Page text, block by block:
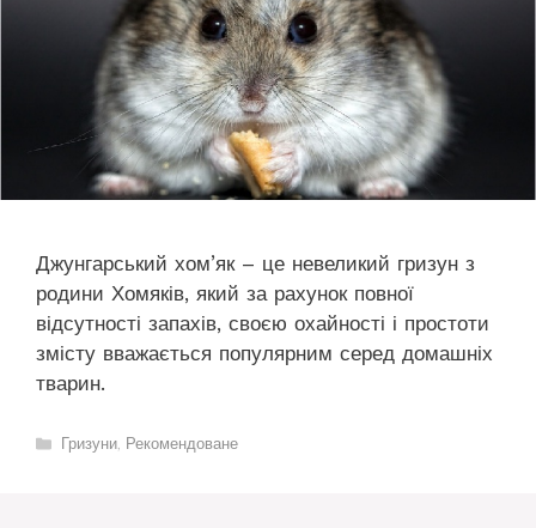
Джунгарський хом’як – це невеликий гризун з
родини Хомяків, який за рахунок повної
відсутності запахів, своєю охайності і простоти
змісту вважається популярним серед домашніх
тварин.
Категорії
Гризуни, Рекомендоване